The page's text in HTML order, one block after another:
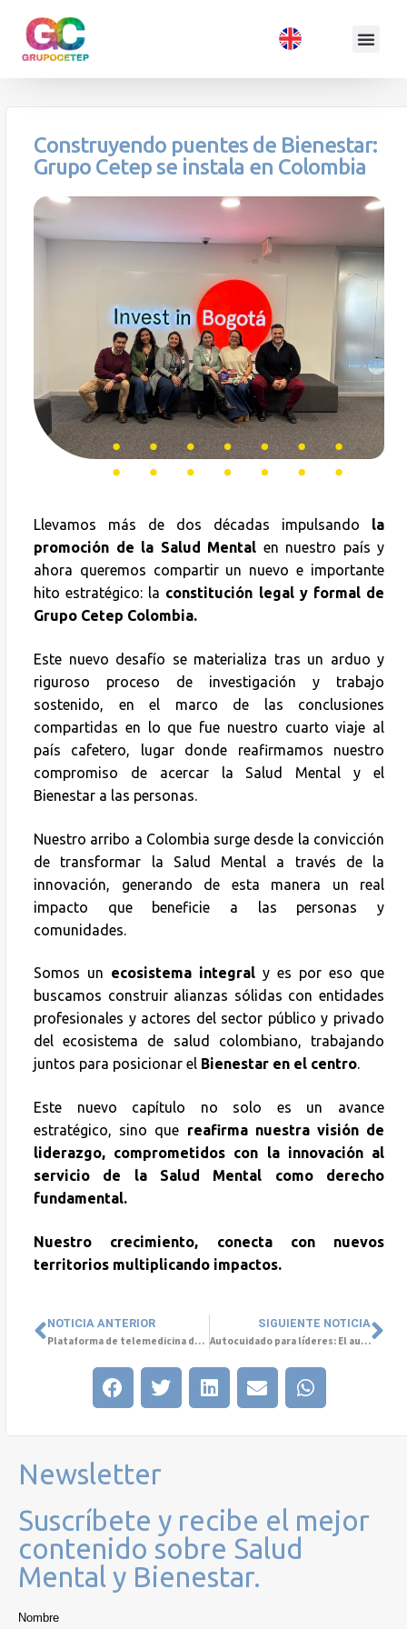
Construyendo puentes de Bienestar:
Grupo Cetep se instala en Colombia
Llevamos más de dos décadas impulsando la
promoción de la Salud Mental en nuestro país y
ahora queremos compartir un nuevo e importante
hito estratégico: la constitución legal y formal de
Grupo Cetep Colombia.
Este nuevo desafío se materializa tras un arduo y
riguroso proceso de investigación y trabajo
sostenido, en el marco de las conclusiones
compartidas en lo que fue nuestro cuarto viaje al
país cafetero, lugar donde reafirmamos nuestro
compromiso de acercar la Salud Mental y el
Bienestar a las personas.
Nuestro arribo a Colombia surge desde la convicción
de transformar la Salud Mental a través de la
innovación, generando de esta manera un real
impacto que beneficie a las personas y
comunidades.
Somos un ecosistema integral y es por eso que
buscamos construir alianzas sólidas con entidades
profesionales y actores del sector público y privado
del ecosistema de salud colombiano, trabajando
juntos para posicionar el Bienestar en el centro.
Este nuevo capítulo no solo es un avance
estratégico, sino que reafirma nuestra visión de
liderazgo, comprometidos con la innovación al
servicio de la Salud Mental como derecho
fundamental.
Nuestro crecimiento, conecta con nuevos
territorios multiplicando impactos.
NOTICIA ANTERIOR
Plataforma de telemedicina de Grupo Cetep obtiene certificación y convenio Fonasa
SIGUIENTE NOTICIA
Autocuidado para líderes: El autocuidado también es parte del liderazgo
Newsletter
Suscríbete y recibe el mejor
contenido sobre Salud
Mental y Bienestar.